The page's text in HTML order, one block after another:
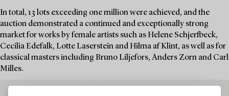
In total, 13 lots exceeding one million were achieved, and the
auction demonstrated a continued and exceptionally strong
market for works by female artists such as Helene Schjerfbeck,
Cecilia Edefalk, Lotte Laserstein and Hilma af Klint, as well as for
classical masters including Bruno Liljefors, Anders Zorn and Carl
Milles.